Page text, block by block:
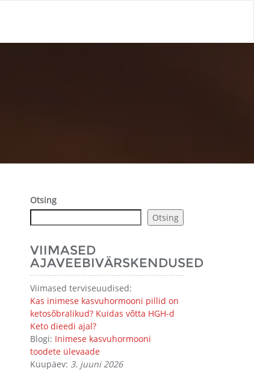
Otsing
Otsing
VIIMASED
AJAVEEBIVÄRSKENDUSED
Viimased terviseuudised:
Kas inimese kasvuhormooni pillid on
ketosõbralikud? Kuidas võtta HGH-d
Keto dieedi ajal?
Blogi: Inimese kasvuhormooni
toodete ülevaade
Kuupäev: 3. juuni 2026